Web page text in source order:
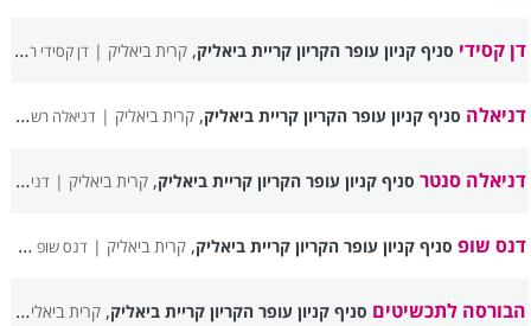
דן קסידי סניף קניון עופר הקריון קריית ביאליק,קרית ביאליק | דן קסידי רשימת סניפים
דניאלה סניף קניון עופר הקריון קריית ביאליק,קרית ביאליק | דניאלה רשימת סניפים
דניאלה סנטר סניף קניון עופר הקריון קריית ביאליק,קרית ביאליק | דניאלה סנטר רשימת סניפים
דנס שופ סניף קניון עופר הקריון קריית ביאליק,קרית ביאליק | דנס שופ רשימת סניפים
הבורסה לתכשיטים סניף קניון עופר הקריון קריית ביאליק,קרית ביאליק |